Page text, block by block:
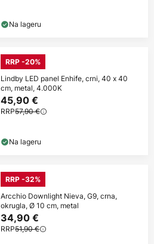
Na lageru
RRP -20%
Lindby LED panel Enhife, crni, 40 x 40
cm, metal, 4.000K
45,90 €
RRP57,90 €
Na lageru
RRP -32%
Arcchio Downlight Nieva, G9, crna,
okrugla, Ø 10 cm, metal
34,90 €
RRP51,90 €